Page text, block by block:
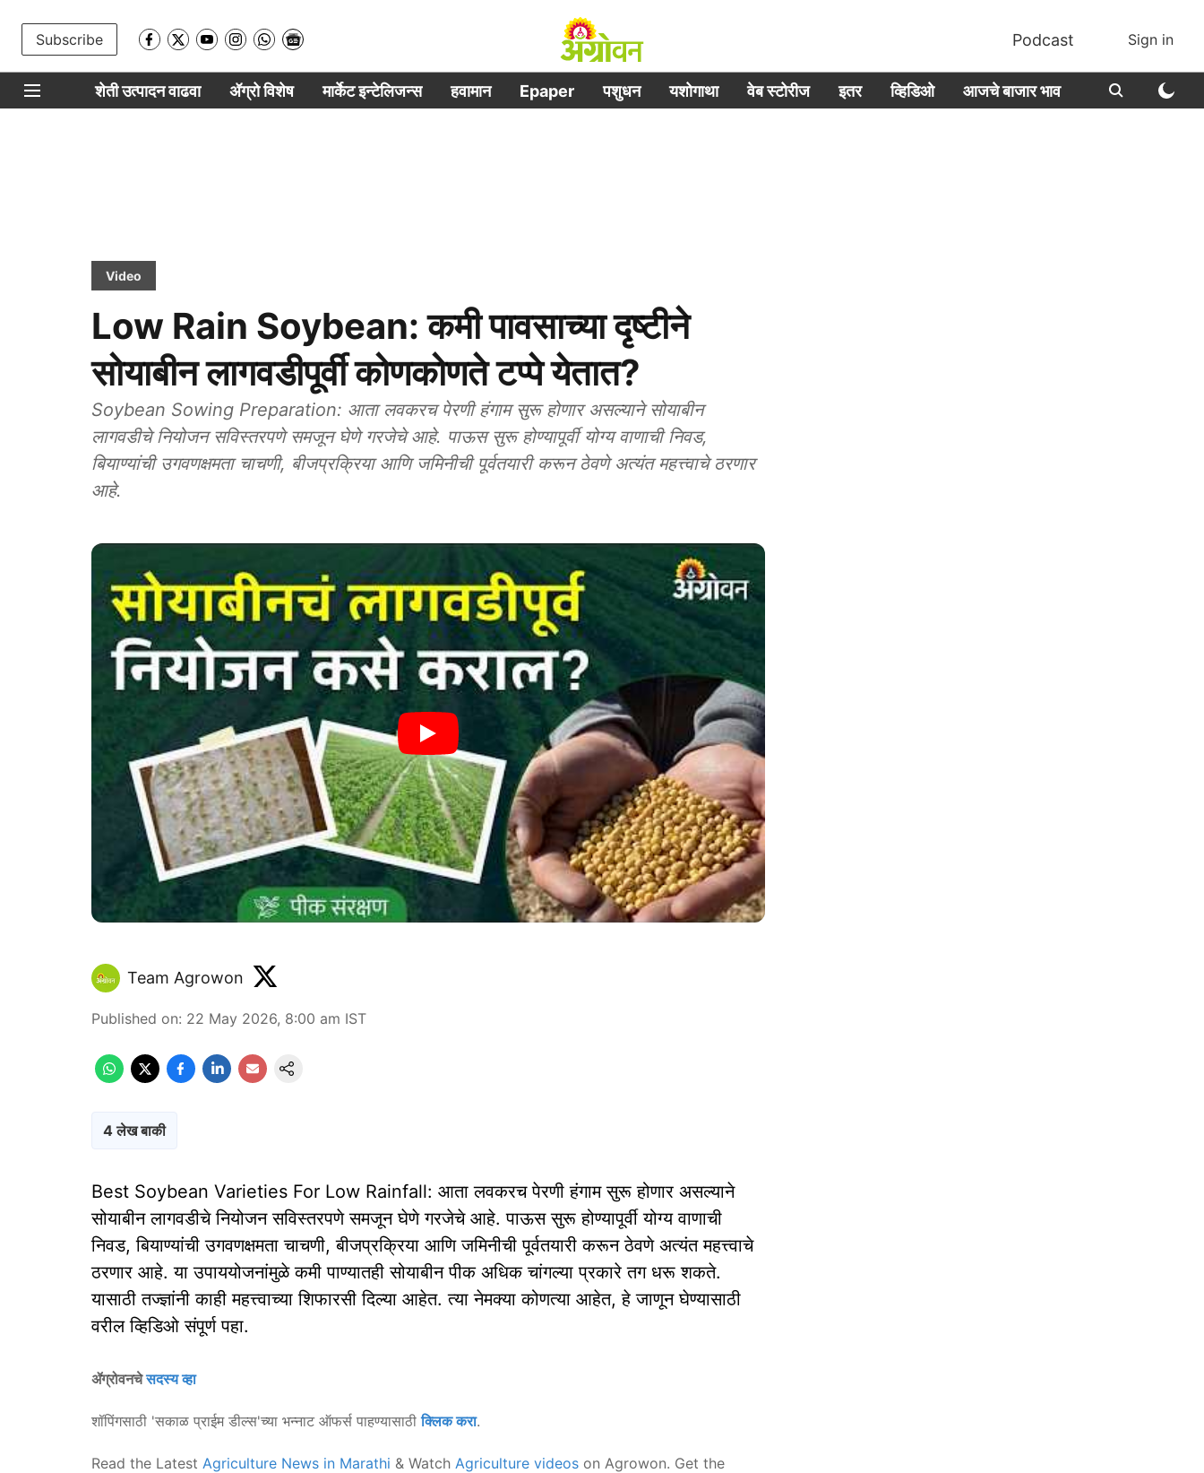
Subscribe Podcast Sign in
शेती उत्पादन वाढवा ॲग्रो विशेष मार्केट इन्टेलिजन्स हवामान Epaper पशुधन यशोगाथा वेब स्टोरीज इतर व्हिडिओ आजचे बाजार भाव
Video
Low Rain Soybean: कमी पावसाच्या दृष्टीने
सोयाबीन लागवडीपूर्वी कोणकोणते टप्पे येतात?
Soybean Sowing Preparation: आता लवकरच पेरणी हंगाम सुरू होणार असल्याने सोयाबीन
लागवडीचे नियोजन सविस्तरपणे समजून घेणे गरजेचे आहे. पाऊस सुरू होण्यापूर्वी योग्य वाणाची निवड,
बियाण्यांची उगवणक्षमता चाचणी, बीजप्रक्रिया आणि जमिनीची पूर्वतयारी करून ठेवणे अत्यंत महत्त्वाचे ठरणार
आहे.
Team Agrowon
Published on: 22 May 2026, 8:00 am IST
4 लेख बाकी
Best Soybean Varieties For Low Rainfall: आता लवकरच पेरणी हंगाम सुरू होणार असल्याने
सोयाबीन लागवडीचे नियोजन सविस्तरपणे समजून घेणे गरजेचे आहे. पाऊस सुरू होण्यापूर्वी योग्य वाणाची
निवड, बियाण्यांची उगवणक्षमता चाचणी, बीजप्रक्रिया आणि जमिनीची पूर्वतयारी करून ठेवणे अत्यंत महत्त्वाचे
ठरणार आहे. या उपाययोजनांमुळे कमी पाण्यातही सोयाबीन पीक अधिक चांगल्या प्रकारे तग धरू शकते.
यासाठी तज्ज्ञांनी काही महत्त्वाच्या शिफारसी दिल्या आहेत. त्या नेमक्या कोणत्या आहेत, हे जाणून घेण्यासाठी
वरील व्हिडिओ संपूर्ण पहा.
ॲग्रोवनचेसदस्य व्हा
शॉपिंगसाठी 'सकाळ प्राईम डील्स'च्या भन्नाट ऑफर्स पाहण्यासाठीक्लिक करा.
Read the Latest Agriculture News in Marathi & Watch Agriculture videos on Agrowon. Get the